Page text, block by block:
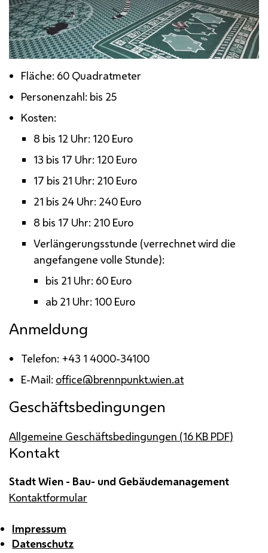
Fläche: 60 Quadratmeter
Personenzahl: bis 25
Kosten:
8 bis 12 Uhr: 120 Euro
13 bis 17 Uhr: 120 Euro
17 bis 21 Uhr: 210 Euro
21 bis 24 Uhr: 240 Euro
8 bis 17 Uhr: 210 Euro
Verlängerungsstunde (verrechnet wird die
angefangene volle Stunde):
bis 21 Uhr: 60 Euro
ab 21 Uhr: 100 Euro
Anmeldung
Telefon: +43 1 4000-34100
E-Mail: office@brennpunkt.wien.at
Geschäftsbedingungen
Allgemeine Geschäftsbedingungen (16 KB PDF)
Kontakt
Stadt Wien - Bau- und Gebäudemanagement
Kontaktformular
Impressum
Datenschutz